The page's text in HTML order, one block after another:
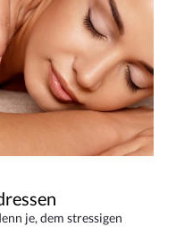
je, dem stressigen